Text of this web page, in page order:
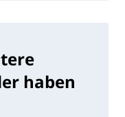
haben